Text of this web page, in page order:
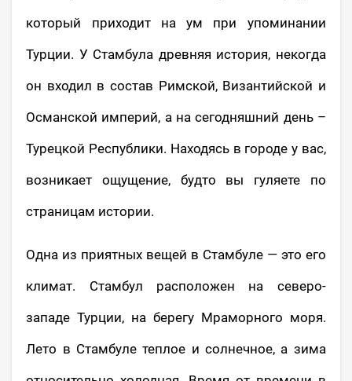
который приходит на ум при упоминании
Турции. У Стамбула древняя история, некогда
он входил в состав Римской, Византийской и
Османской империй, а на сегодняшний день –
Турецкой Республики. Находясь в городе у вас,
возникает ощущение, будто вы гуляете по
страницам истории.
Одна из приятных вещей в Стамбуле — это его
климат. Стамбул расположен на северо-
западе Турции, на берегу Мраморного моря.
Лето в Стамбуле теплое и солнечное, а зима